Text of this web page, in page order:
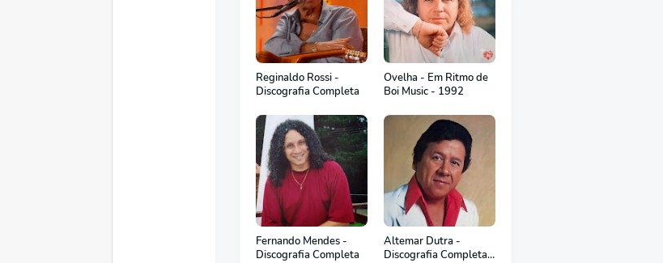
Reginaldo Rossi -
Discografia Completa
Ovelha - Em Ritmo de
Boi Music - 1992
Fernando Mendes -
Discografia Completa
Altemar Dutra -
Discografia Completa